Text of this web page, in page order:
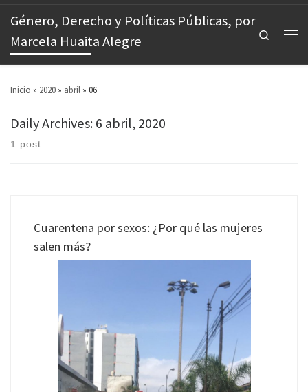
Género, Derecho y Políticas Públicas, por
Marcela Huaita Alegre
Search
Inicio » 2020 » abril » 06
Daily Archives:6 abril, 2020
1 post
Cuarentena por sexos: ¿Por qué las mujeres
salen más?